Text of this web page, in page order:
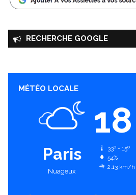
RECHERCHE GOOGLE
MÉTÉO LOCALE
Paris
Nuageux
18
33º - 15º
54%
2.13 km/h